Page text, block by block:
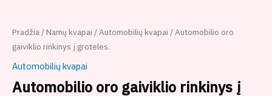
Pradžia /Namų kvapai /Automobilių kvapai / Automobilio oro
gaiviklio rinkinys į groteles.
Automobilių kvapai
Automobilio oro gaiviklio rinkinys į
į
groteles.